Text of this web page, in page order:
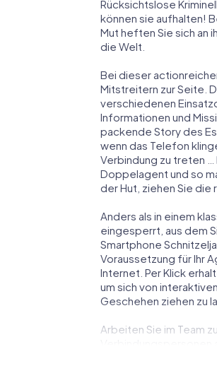
Rücksichtslose
können sie aufhalten!
Mut heften Sie sich an
die Welt.
Bei dieser
Mitstreitern zur Seite.
verschiedenen
Informationen und
packende Story des
wenn das Telefon
Verbindung zu treten
Doppelagent und so
der Hut, ziehen Sie die
Anders als in einem
eingesperrt, aus dem
Smartphone
Voraussetzung für Ihr
Internet. Per Klick
um sich von
Geschehen ziehen zu
Arbeiten Sie im Team
Verbindungspersonen